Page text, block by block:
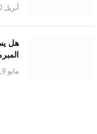
أبريل 30, 2026
هل
مايو 9, 2026